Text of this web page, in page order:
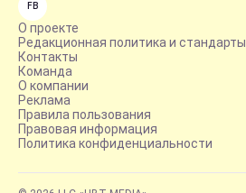
FB
О проекте
Редакционная политика и стандарты
Контакты
Команда
О компании
Реклама
Правила пользования
Правовая информация
Политика конфиденциальности